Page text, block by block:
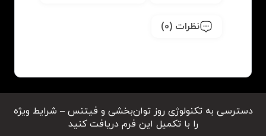
نظرات (0)
دسترسی به تکنولوژی روز توان‌بخشی و فیتنس – شرایط ویژه
را با تکمیل این فرم دریافت کنید